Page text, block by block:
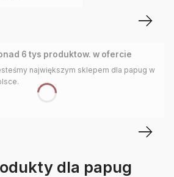
6 tys produktow. w ofercie
największym sklepem dla papug w
dla papug